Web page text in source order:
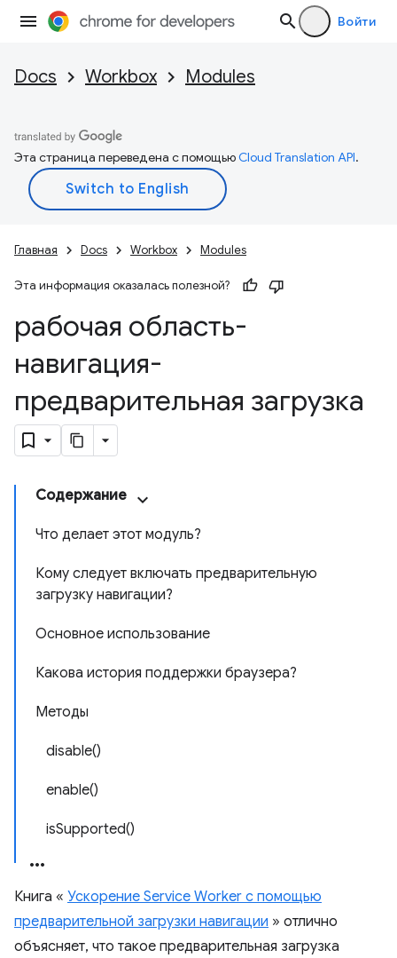
Войти
Docs Workbox Modules
Эта страница переведена с помощьюCloud Translation API.
Главная Docs Workbox Modules
Эта информация оказалась полезной?
рабочая область-
навигация-
предварительная загрузка
Содержание
Что делает этот модуль?
Кому следует включать предварительную
загрузку навигации?
Основное использование
Какова история поддержки браузера?
Методы
disable()
enable()
isSupported()
Книга « Ускорение Service Worker с помощью
предварительной загрузки навигации » отлично
объясняет, что такое предварительная загрузка